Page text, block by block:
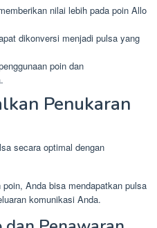
nilai lebih pada poin Allo
dikonversi menjadi pulsa yang
poin dan
Penukaran
secara optimal dengan
Anda bisa mendapatkan pulsa
komunikasi Anda.